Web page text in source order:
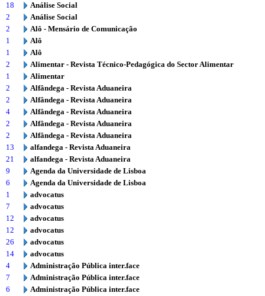
18
Análise Social
2
Análise Social
2
Alô - Mensário de Comunicação
1
Alô
1
Alô
2
Alimentar - Revista Técnico-Pedagógica do Sector Alimentar
1
Alimentar
2
Alfândega - Revista Aduaneira
2
Alfândega - Revista Aduaneira
4
Alfândega - Revista Aduaneira
2
Alfândega - Revista Aduaneira
2
Alfândega - Revista Aduaneira
13
alfandega - Revista Aduaneira
21
alfandega - Revista Aduaneira
9
Agenda da Universidade de Lisboa
6
Agenda da Universidade de Lisboa
1
advocatus
7
advocatus
12
advocatus
12
advocatus
26
advocatus
14
advocatus
4
Administração Pública inter.face
7
Administração Pública inter.face
6
Administração Pública inter.face